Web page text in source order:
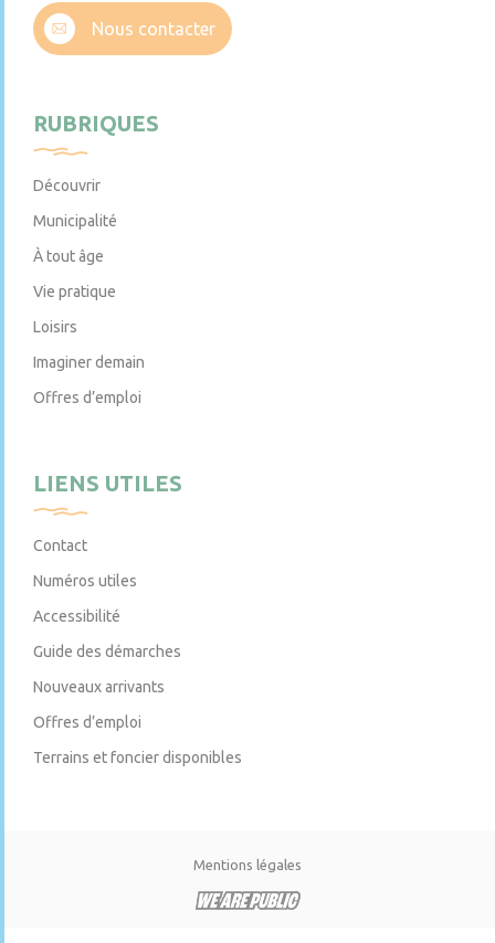
Nous contacter
RUBRIQUES
Découvrir
Municipalité
À tout âge
Vie pratique
Loisirs
Imaginer demain
Offres d’emploi
LIENS UTILES
Contact
Numéros utiles
Accessibilité
Guide des démarches
Nouveaux arrivants
Offres d’emploi
Terrains et foncier disponibles
Mentions légales